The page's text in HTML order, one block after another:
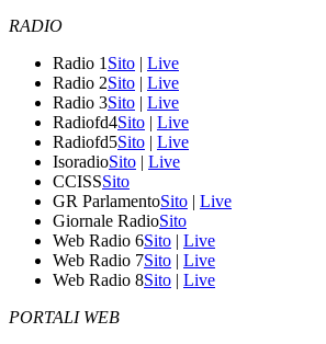
RADIO
Radio 1 Sito | Live
Radio 2Sito | Live
Radio 3Sito | Live
Radiofd4Sito | Live
Radiofd5Sito | Live
IsoradioSito | Live
CCISSSito
GR ParlamentoSito | Live
Giornale RadioSito
Web Radio 6Sito | Live
Web Radio 7Sito | Live
Web Radio 8Sito | Live
PORTALI WEB